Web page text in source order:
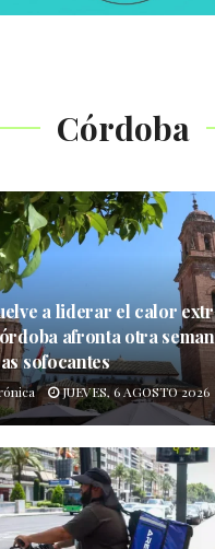
Córdoba
a liderar el calor
afronta otra
sofocantes
JUEVES, 6 AGOSTO 2026